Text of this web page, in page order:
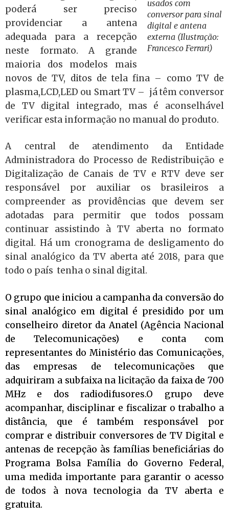
usados com
conversor para sinal
digital e antena
externa (Ilustração:
Francesco Ferrari)
poderá ser preciso
providenciar a antena
adequada para a recepção
neste formato. A grande
maioria dos modelos mais
novos de TV, ditos de tela fina – como TV de
plasma,LCD,LED ou Smart TV – já têm conversor
de TV digital integrado, mas é aconselhável
verificar esta informação no manual do produto.
A central de atendimento da Entidade
Administradora do Processo de Redistribuição e
Digitalização de Canais de TV e RTV deve ser
responsável por auxiliar os brasileiros a
compreender as providências que devem ser
adotadas para permitir que todos possam
continuar assistindo à TV aberta no formato
digital. Há um cronograma de desligamento do
sinal analógico da TV aberta até 2018, para que
todo o país tenha o sinal digital.
O grupo que iniciou a campanha da conversão do
sinal analógico em digital é presidido por um
conselheiro diretor da Anatel (Agência Nacional
de Telecomunicações) e conta com
representantes do Ministério das Comunicações,
das empresas de telecomunicações que
adquiriram a subfaixa na licitação da faixa de 700
MHz e dos radiodifusores.O grupo deve
acompanhar, disciplinar e fiscalizar o trabalho a
distância, que é também responsável por
comprar e distribuir conversores de TV Digital e
antenas de recepção às famílias beneficiárias do
Programa Bolsa Família do Governo Federal,
uma medida importante para garantir o acesso
de todos à nova tecnologia da TV aberta e
gratuita.